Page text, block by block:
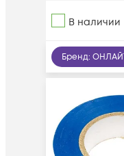
В наличии
Бренд: